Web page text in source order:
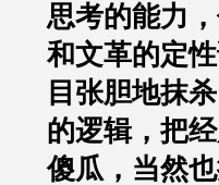
思考的能力
和文革的定
目张胆地抹
的逻辑，把
傻瓜，当然